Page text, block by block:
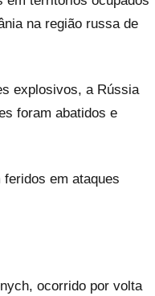
na região russa de
explosivos, a Rússia
foram abatidos e
em ataques
ocorrido por volta